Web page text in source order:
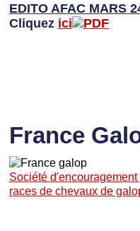
EDITO AFAC MARS
Cliquez ici
France
Société
races de chevaux de